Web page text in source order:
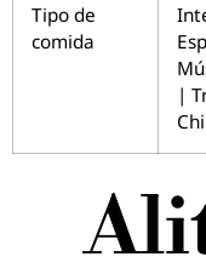
Tipo de
comida
|